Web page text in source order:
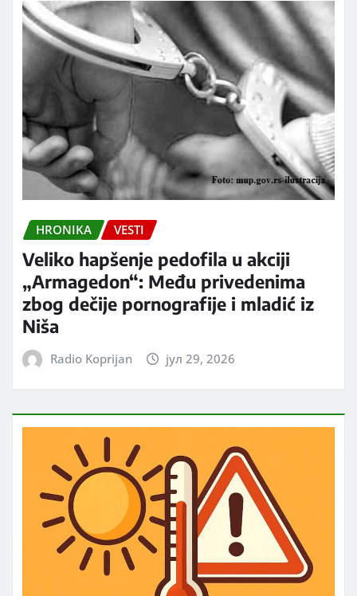
HRONIKA VESTI
Veliko hapšenje pedofila u akciji
„Armagedon“: Među privedenima
zbog dečije pornografije i mladić iz
Niša
Radio Koprijan јул 29, 2026